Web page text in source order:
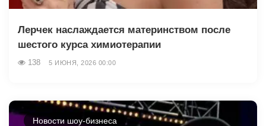
Лерчек наслаждается материнством после
шестого курса химиотерапии
138 5 ИЮНЯ, 2026 00:00
Новости шоу-бизнеса